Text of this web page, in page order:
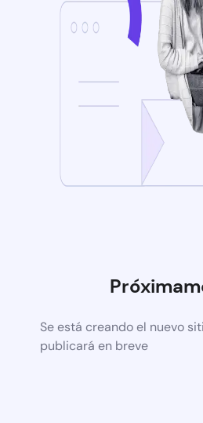
Se está creando el nuevo
publicará en breve